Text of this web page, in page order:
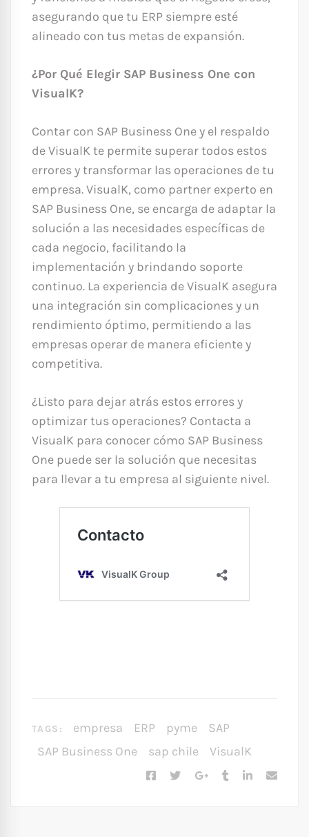
asegurando que tu ERP siempre esté
alineado con tus metas de expansión.
¿Por Qué Elegir SAP Business One con
VisualK?
Contar con SAP Business One y el respaldo
de VisualK te permite superar todos estos
errores y transformar las operaciones de tu
empresa. VisualK, como partner experto en
SAP Business One, se encarga de adaptar la
solución a las necesidades específicas de
cada negocio, facilitando la
implementación y brindando soporte
continuo. La experiencia de VisualK asegura
una integración sin complicaciones y un
rendimiento óptimo, permitiendo a las
empresas operar de manera eficiente y
competitiva.
¿Listo para dejar atrás estos errores y
optimizar tus operaciones? Contacta a
VisualK para conocer cómo SAP Business
One puede ser la solución que necesitas
para llevar a tu empresa al siguiente nivel.
TAGS: empresa ERP pyme
SAP
SAP Business One
sap chile VisualK